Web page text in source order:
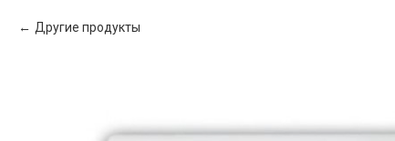
Другие продукты